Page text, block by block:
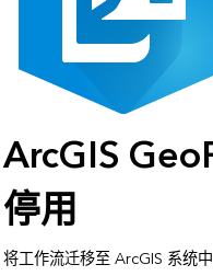
ArcGIS
停用
将工作流迁移至 ArcGIS 系统